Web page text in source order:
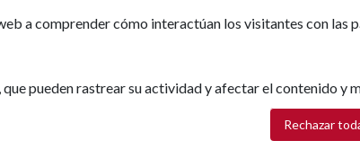
31001 - Pamplona
pamplona@pamplona.es
a comprender cómo interactúan los visitantes con las
pueden rastrear su actividad y afectar el contenido y
Rechazar